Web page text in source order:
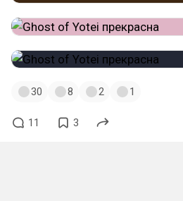
30 8 2 1
11 3